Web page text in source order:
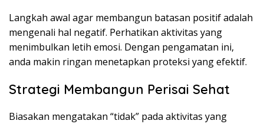
Langkah awal agar membangun batasan positif adalah
mengenali hal negatif. Perhatikan aktivitas yang
menimbulkan letih emosi. Dengan pengamatan ini,
anda makin ringan menetapkan proteksi yang efektif.
Strategi Membangun Perisai Sehat
Biasakan mengatakan “tidak” pada aktivitas yang